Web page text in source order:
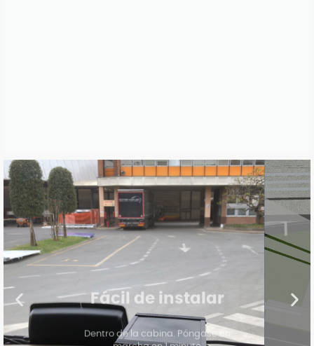
Fácil de instalar
Dentro de la cabina. Póngase en
marcha en 1 minuto